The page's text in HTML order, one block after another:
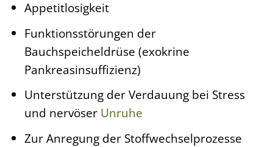
Appetitlosigkeit
Funktionsstörungen der
Bauchspeicheldrüse (exokrine
Pankreasinsuffizienz)
Unterstützung der Verdauung bei Stress
und nervöser Unruhe
Zur Anregung der Stoffwechselprozesse